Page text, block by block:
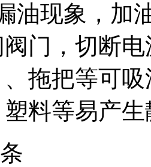
油现象，加
门，切断
拖把等可
料等易产
条